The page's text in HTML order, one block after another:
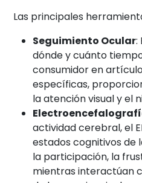
Las principales
Seguimiento Ocular:
dónde y cuánto
consumidor en
específicas,
la atención visual y el
actividad cerebral, el
estados cognitivos de
la participación, la
mientras interactúan